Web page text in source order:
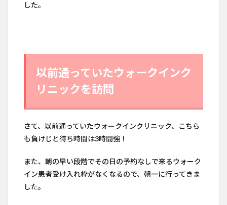
した。
以前通っていたウォークインク
リニックを訪問
さて、以前通っていたウォークインクリニック、こちら
も負けじと待ち時間は3時間強！
また、朝の早い段階でその日の予約なしで来るウォーク
イン患者受け入れ枠がなくなるので、朝一に行ってきま
した。